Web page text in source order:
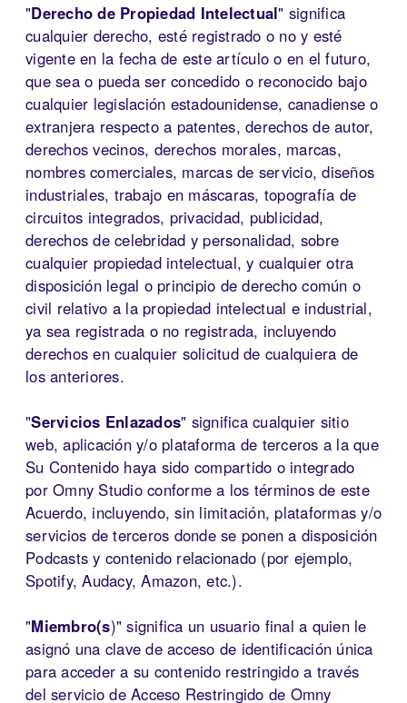
"Derecho de Propiedad Intelectual" significa
cualquier derecho, esté registrado o no y esté
vigente en la fecha de este artículo o en el futuro,
que sea o pueda ser concedido o reconocido bajo
cualquier legislación estadounidense, canadiense o
extranjera respecto a patentes, derechos de autor,
derechos vecinos, derechos morales, marcas,
nombres comerciales, marcas de servicio, diseños
industriales, trabajo en máscaras, topografía de
circuitos integrados, privacidad, publicidad,
derechos de celebridad y personalidad, sobre
cualquier propiedad intelectual, y cualquier otra
disposición legal o principio de derecho común o
civil relativo a la propiedad intelectual e industrial,
ya sea registrada o no registrada, incluyendo
derechos en cualquier solicitud de cualquiera de
los anteriores.
"Servicios Enlazados" significa cualquier sitio
web, aplicación y/o plataforma de terceros a la que
Su Contenido haya sido compartido o integrado
por Omny Studio conforme a los términos de este
Acuerdo, incluyendo, sin limitación, plataformas y/o
servicios de terceros donde se ponen a disposición
Podcasts y contenido relacionado (por ejemplo,
Spotify, Audacy, Amazon, etc.).
"Miembro(s)" significa un usuario final a quien le
asignó una clave de acceso de identificación única
para acceder a su contenido restringido a través
del servicio de Acceso Restringido de Omny